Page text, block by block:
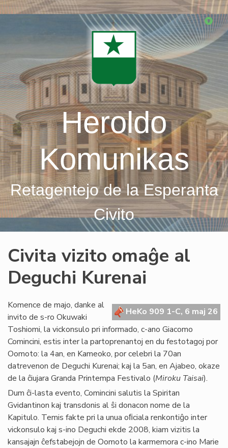
Skip
Heroldo
Komunikas
Retagentejo de la Esperanta
Civito
Civita vizito omaĝe al
Deguchi Kurenai
HeKo 909 1-C, 6 maj 26
Komence de majo, danke al
invito de s-ro Okuwaki
Toshiomi, la vickonsulo pri informado, c-ano Giacomo
Comincini, estis inter la partoprenantoj en du festotagoj por
Oomoto: la 4an, en Kameoko, por celebri la 70an
datrevenon de Deguchi Kurenai; kaj la 5an, en Ajabeo, okaze
de la ĉiujara Granda Printempa Festivalo (Miroku Taisai).
Dum ĉi-lasta evento, Comincini salutis la Spiritan
Gvidantinon kaj transdonis al ŝi donacon nome de la
Kapitulo. Temis fakte pri la unua oﬁciala renkontiĝo inter
vickonsulo kaj s-ino Deguchi ekde 2008, kiam vizitis la
kansajajn ĉefstabejojn de Oomoto la karmemora c-ino Marie